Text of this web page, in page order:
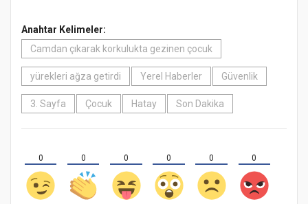
Anahtar Kelimeler:
Camdan çıkarak korkulukta gezinen çocuk
yürekleri ağza getirdi Yerel Haberler Güvenlik
3. Sayfa Çocuk Hatay Son Dakika
0 0 0 0 0 0